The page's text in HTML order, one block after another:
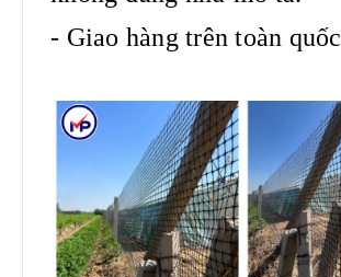
- Giao hàng trên toàn quốc